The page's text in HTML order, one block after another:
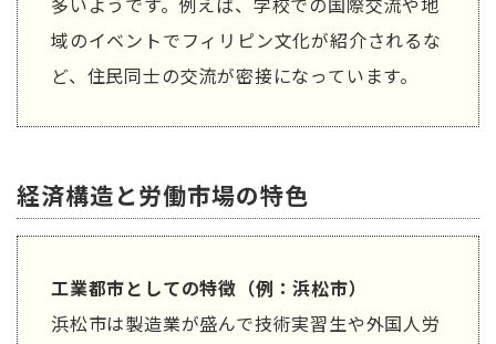
域のイベントでフィリピン文化が紹介されるな
ど、住民同士の交流が密接になっています。
経済構造と労働市場の特色
工業都市としての特徴（例：浜松市）
浜松市は製造業が盛んで技術実習生や外国人労